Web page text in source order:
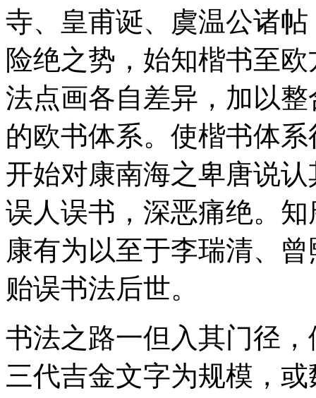
寺、皇甫诞、虞温公诸
险绝之势，始知楷书至
法点画各自差异，加以
的欧书体系。使楷书体
开始对康南海之卑唐说
误人误书，深恶痛绝。
康有为以至于李瑞清、
贻误书法后世。
书法之路一但入其门径
三代吉金文字为规模，